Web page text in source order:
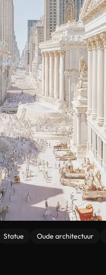
Statue Oude architectuur